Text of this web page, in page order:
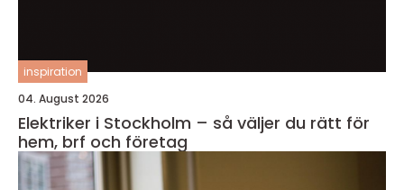
inspiration
04. August 2026
Elektriker i Stockholm – så väljer du rätt för
hem, brf och företag